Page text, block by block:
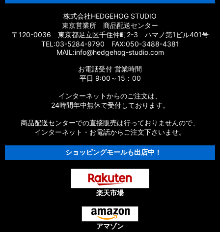
株式会社HEDGEHOG STUDIO
東京営業所 商品配送センター
〒120-0036 東京都足立区千住仲町2-3 ハマノ第1ビル401号
TEL:03-5284-9790 FAX:050-3488-4381
MAIL:info@hedgehog-studio.com
お電話受付 営業時間
平日 9:00～15：00
インターネットからのご注文は、
24時間年中無休で受付しております。
商品配送センターでの直接販売は行っておりませんので、
インターネット・お電話からご注文下さいませ。
ショッピングモールも出店中！
楽天市場
アマゾン